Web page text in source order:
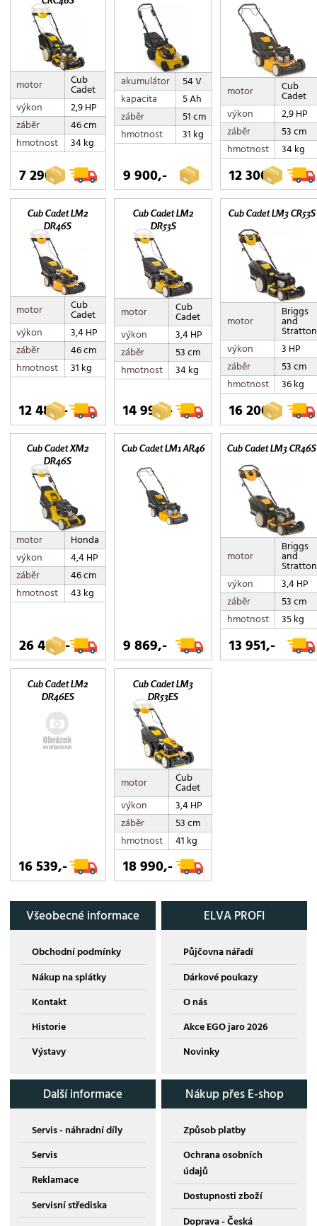
motor Cub
Cadet
výkon
2,9 HP
záběr
46 cm
hmotnost
34 kg
7 290,-
akumulátor
54 V
kapacita
5 Ah
záběr
51 cm
hmotnost
31 kg
9 900,-
motor Cub
Cadet
výkon
2,9 HP
záběr
53 cm
hmotnost
34 kg
12 300,-
Cub Cadet LM2
DR46S
motor Cub
Cadet
výkon
3,4 HP
záběr
46 cm
hmotnost
31 kg
12 480,-
Cub Cadet LM2
DR53S
motor Cub
Cadet
výkon
3,4 HP
záběr
53 cm
hmotnost
34 kg
14 990,-
Cub Cadet LM3 CR53S
motor
Briggs
and
Stratton
výkon
3 HP
záběr
53 cm
hmotnost
36 kg
16 200,-
Cub Cadet XM2
DR46S
motor
Honda
výkon
4,4 HP
záběr
46 cm
hmotnost
43 kg
26 400,-
Cub Cadet LM1 AR46
9 869,-
Cub Cadet LM3 CR46S
motor
Briggs
and
Stratton
výkon
3,4 HP
záběr
53 cm
hmotnost
35 kg
13 951,-
Cub Cadet LM2
DR46ES
16 539,-
Cub Cadet LM3
DR53ES
motor Cub
Cadet
výkon
3,4 HP
záběr
53 cm
hmotnost
41 kg
18 990,-
Všeobecné informace
Obchodní podmínky
Nákup na splátky
Kontakt
Historie
Výstavy
ELVA PROFI
Půjčovna nářadí
Dárkové poukazy
O nás
Akce EGO jaro 2026
Novinky
Další informace
Servis - náhradní díly
Servis
Reklamace
Servisní střediska
Nákup přes E-shop
Způsob platby
Ochrana osobních
údajů
Dostupnosti zboží
Doprava - Česká